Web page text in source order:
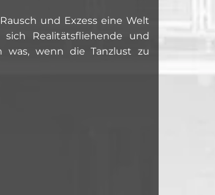
und Exzess eine Welt
Realitätsfliehende und
was, wenn die Tanzlust zu